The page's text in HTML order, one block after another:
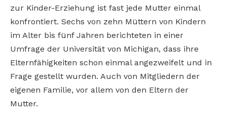
zur Kinder-Erziehung ist fast jede Mutter einmal
konfrontiert. Sechs von zehn Müttern von Kindern
im Alter bis fünf Jahren berichteten in einer
Umfrage der Universität von Michigan, dass ihre
Elternfähigkeiten schon einmal angezweifelt und in
Frage gestellt wurden. Auch von Mitgliedern der
eigenen Familie, vor allem von den Eltern der
Mutter.